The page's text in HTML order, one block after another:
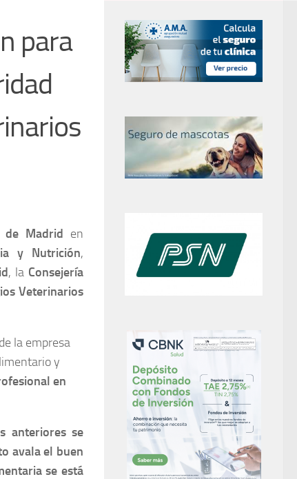
para
de Madrid en
y Nutrición,
, la Consejería
Veterinarios
la empresa
y
en
anteriores se
avala el buen
se está